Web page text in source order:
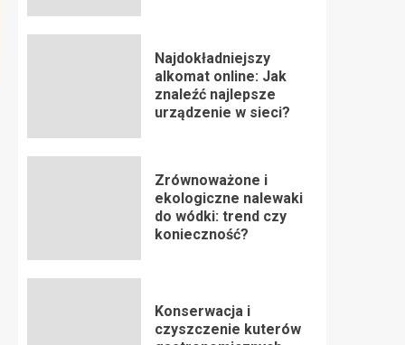
Najdokładniejszy
alkomat online: Jak
znaleźć najlepsze
urządzenie w sieci?
Zrównoważone i
ekologiczne nalewaki
do wódki: trend czy
konieczność?
Konserwacja i
czyszczenie kuterów